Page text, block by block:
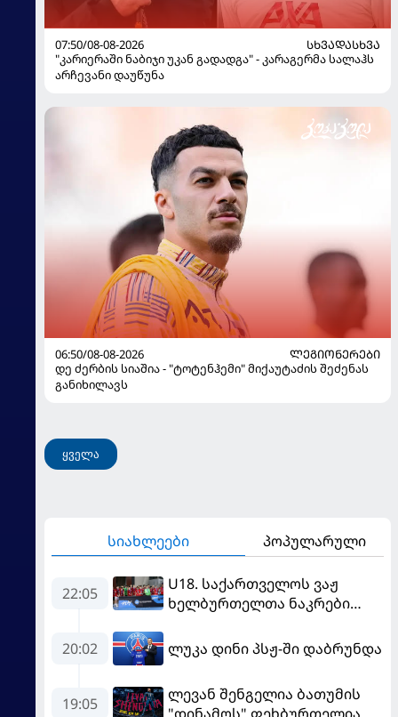
07:50/08-08-2026
ᲡᲮᲕᲐᲓᲐᲡᲮᲕᲐ
"კარიერაში ნაბიჯი უკან გადადგა" - კარაგერმა სალაჰს
არჩევანი დაუწუნა
06:50/08-08-2026
ᲚᲔᲒᲘᲝᲜᲔᲠᲔᲑᲘ
დე ძერბის სიაშია - "ტოტენჰემი" მიქაუტაძის შეძენას
განიხილავს
ყველა
სიახლეები პოპულარული
22:05
U18. საქართველოს ვაჟ
ხელბურთელთა ნაკრები
დაწინაურდა
20:02 ლუკა დინი პსჟ-ში დაბრუნდა
19:05
ლევან შენგელია ბათუმის